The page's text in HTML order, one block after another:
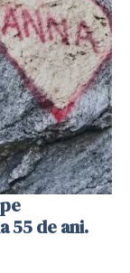
55 de ani.